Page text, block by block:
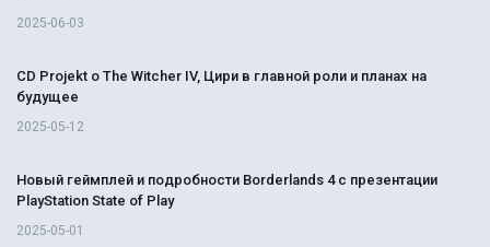
2025-06-03
CD Projekt о The Witcher IV, Цири в главной роли и планах на
будущее
2025-05-12
Новый геймплей и подробности Borderlands 4 с презентации
PlayStation State of Play
2025-05-01